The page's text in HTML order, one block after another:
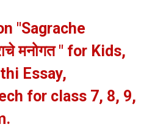
"Sagrache
मनोगत " for Kids,
Essay,
for class 7, 8, 9,